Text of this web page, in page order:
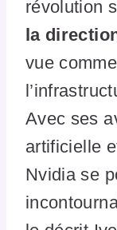
révolution
la
vue
Avec ses
artificielle
Nvidia se